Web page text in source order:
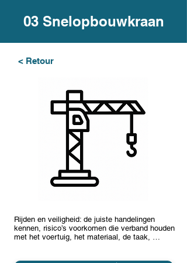
03 Snelopbouwkraan
< Retour
Rijden en veiligheid: de juiste handelingen
kennen, risico’s voorkomen die verband houden
met het voertuig, het materiaal, de taak, …